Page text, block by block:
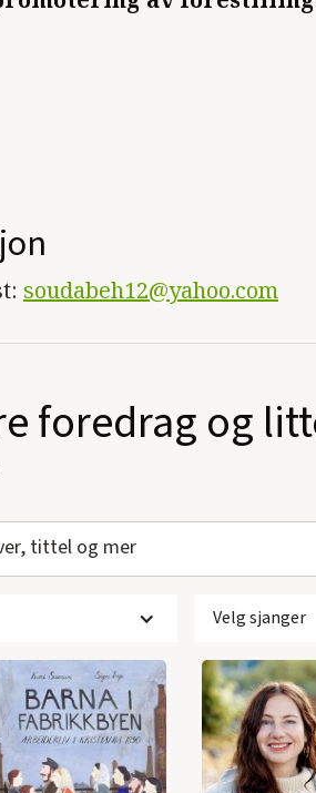
soudabeh12@yahoo.com
foredrag og
Velg sjanger